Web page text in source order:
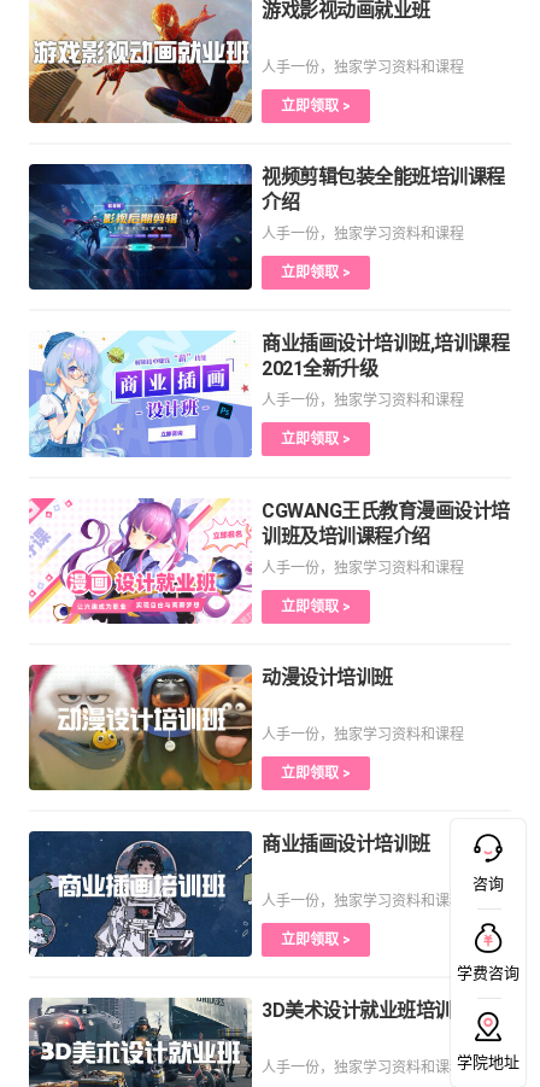
游戏影视动画就业班
人手一份，独家学习资料和课程
立即领取 >
视频剪辑包装全能班培训课程
介绍
人手一份，独家学习资料和课程
立即领取 >
商业插画设计培训班,培训课程
2021全新升级
人手一份，独家学习资料和课程
立即领取 >
CGWANG王氏教育漫画设计培
训班及培训课程介绍
人手一份，独家学习资料和课程
立即领取 >
动漫设计培训班
人手一份，独家学习资料和课程
立即领取 >
商业插画设计培训班
人手一份，独家学习资料和课程
立即领取 >
3D美术设计就业班培训课程
人手一份，独家学习资料和课程
咨询
学费咨询
学院地址